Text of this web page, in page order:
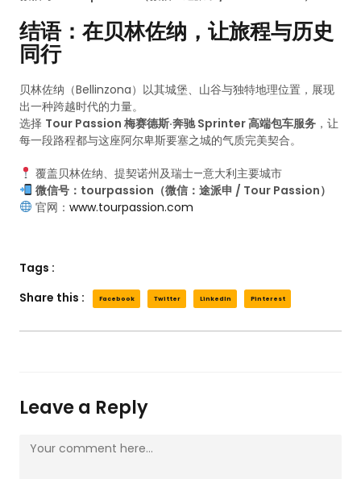
结语：在贝林佐纳，让旅程与历史
同行
贝林佐纳（Bellinzona）以其城堡、山谷与独特地理位置，展现
出一种跨越时代的力量。
选择 Tour Passion 梅赛德斯·奔驰 Sprinter 高端包车服务 ，让
每一段路程都与这座阿尔卑斯要塞之城的气质完美契合。
覆盖贝林佐纳、提契诺州及瑞士—意大利主要城市
微信号：tourpassion（微信：途派申 / Tour Passion）
官网： www.tourpassion.com
Tags :
Share this :
Facebook Twitter LinkedIn Pinterest
Leave a Reply